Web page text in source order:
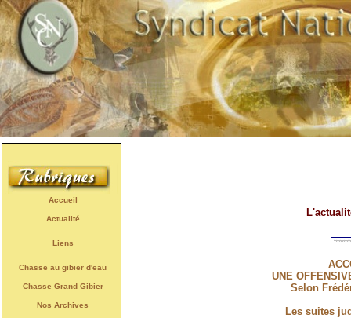
Accueil
Actualité
Liens
Chasse au gibier d'eau
Chasse Grand Gibier
Nos Archives
UNE
Selon
Les suites